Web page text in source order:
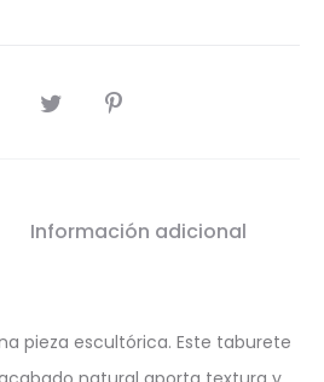
Información adicional
pieza escultórica. Este taburete